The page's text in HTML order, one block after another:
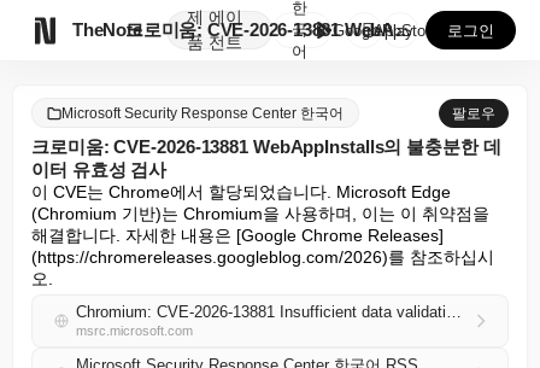
TheNote
제
품
에이
전트
크로미움: CVE-2026-13881 WebAppIns...
한
국
어
GooglePlay
AppStore 로그인
Microsoft Security Response Center 한국어 팔로우
크로미움: CVE-2026-13881 WebAppInstalls의 불충분한 데
이터 유효성 검사
이 CVE는 Chrome에서 할당되었습니다. Microsoft Edge
(Chromium 기반)는 Chromium을 사용하며, 이는 이 취약점을
해결합니다. 자세한 내용은 [Google Chrome Releases]
(https://chromereleases.googleblog.com/2026)를 참조하십시
오.
Chromium: CVE-2026-13881 Insufficient data validation in WebAppInstalls
msrc.microsoft.com